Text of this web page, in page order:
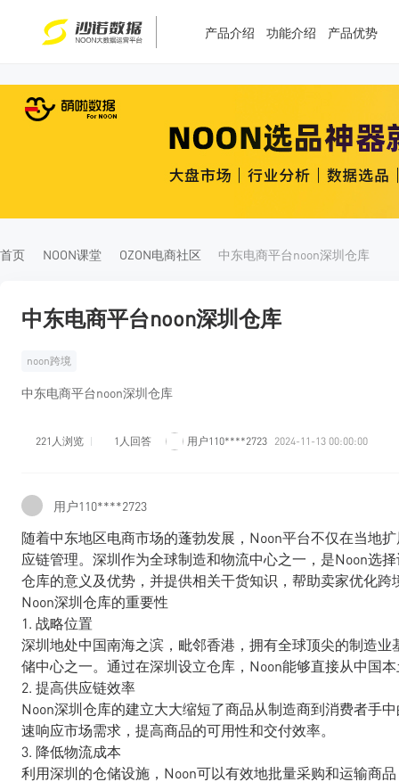
产品介绍 功能介绍 产品优势
首页 NOON课堂 OZON电商社区 中东电商平台noon深圳仓库
中东电商平台noon深圳仓库
noon跨境
中东电商平台noon深圳仓库
221人浏览 1人回答 用户110****2723 2024-11-13 00:00:00
用户110****2723
随着中东地区电商市场的蓬勃发展，Noon平台不仅在当地
应链管理。深圳作为全球制造和物流中心之一，是Noon选
仓库的意义及优势，并提供相关干货知识，帮助卖家优化跨
Noon深圳仓库的重要性
1. 战略位置
深圳地处中国南海之滨，毗邻香港，拥有全球顶尖的制造
储中心之一。通过在深圳设立仓库，Noon能够直接从中国
2. 提高供应链效率
Noon深圳仓库的建立大大缩短了商品从制造商到消费者手
速响应市场需求，提高商品的可用性和交付效率。
3. 降低物流成本
利用深圳的仓储设施，Noon可以有效地批量采购和运输商